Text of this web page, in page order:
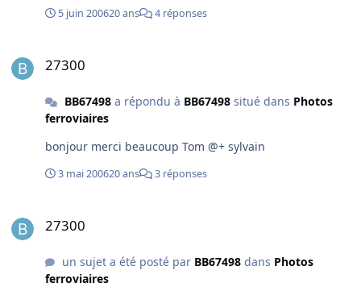
5 juin 200620 ans 4 réponses
27300
BB67498a répondu à BB67498situé dans Photos
ferroviaires
bonjour merci beaucoup Tom @+ sylvain
3 mai 200620 ans 3 réponses
27300
un sujet a été posté par BB67498dans Photos
ferroviaires